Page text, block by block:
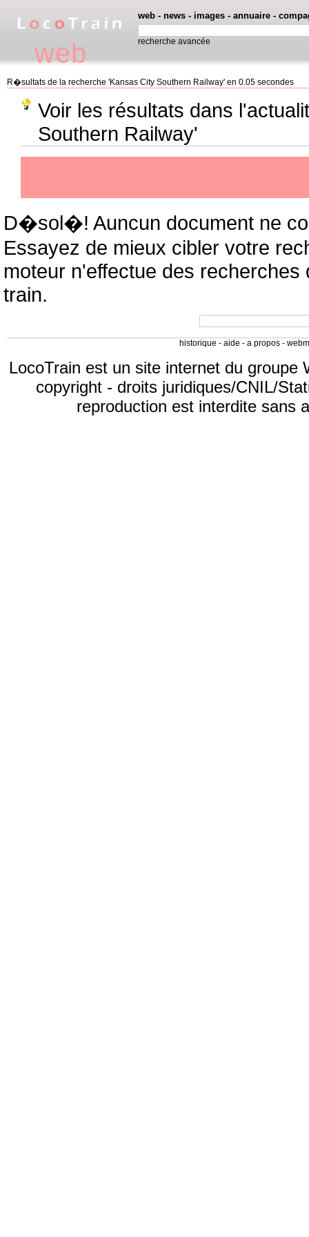
web
web - news - images - annuaire -
recherche avancée
R�sultats de la recherche 'Kansas City Southern Railway' en 0.05 secondes
Voir les résultats dans
Southern Railway'
D�sol�! Auncun document ne
Essayez de mieux cibler votre
moteur n'effectue des recherches
train.
historique - aide - a propos-
LocoTrain est un site internet du groupe
copyright- droits juridiques/CNIL/
reproduction est interdite sans